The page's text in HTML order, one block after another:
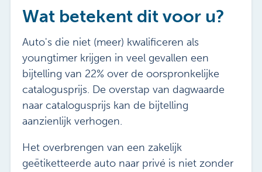
Wat betekent dit voor u?
Auto's die niet (meer) kwalificeren als
youngtimer krijgen in veel gevallen een
bijtelling van 22% over de oorspronkelijke
catalogusprijs. De overstap van dagwaarde
naar catalogusprijs kan de bijtelling
aanzienlijk verhogen.
Het overbrengen van een zakelijk
geëtiketteerde auto naar privé is niet zonder